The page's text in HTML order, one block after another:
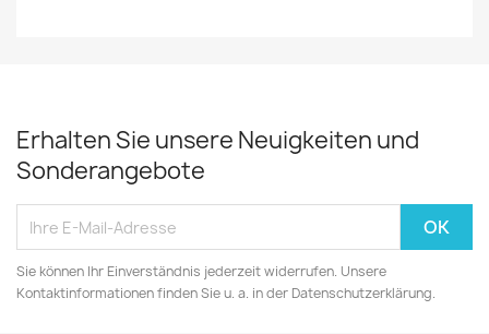
Erhalten Sie unsere Neuigkeiten und
Sonderangebote
Sie können Ihr Einverständnis jederzeit widerrufen. Unsere
Kontaktinformationen finden Sie u. a. in der Datenschutzerklärung.